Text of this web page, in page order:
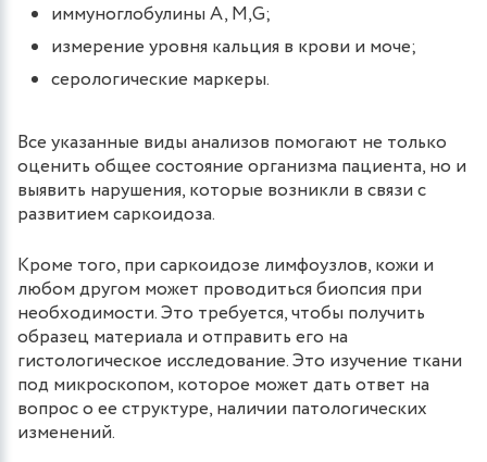
иммуноглобулины A, M,G;
измерение уровня кальция в крови и моче;
серологические маркеры.
Все указанные виды анализов помогают не только
оценить общее состояние организма пациента, но и
выявить нарушения, которые возникли в связи с
развитием саркоидоза.
Кроме того, при саркоидозе лимфоузлов, кожи и
любом другом может проводиться биопсия при
необходимости. Это требуется, чтобы получить
образец материала и отправить его на
гистологическое исследование. Это изучение ткани
под микроскопом, которое может дать ответ на
вопрос о ее структуре, наличии патологических
изменений.